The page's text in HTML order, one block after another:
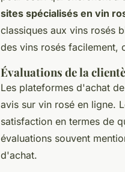
sites spécialisés en vin
classiques aux vins rosés
des vins rosés facilement,
Évaluations de la
Les plateformes d'achat
avis sur vin rosé en ligne.
satisfaction en termes de
évaluations souvent
d'achat.